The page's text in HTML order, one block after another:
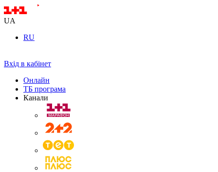
UA
RU
Вхід в кабінет
Онлайн
ТБ програма
Канали